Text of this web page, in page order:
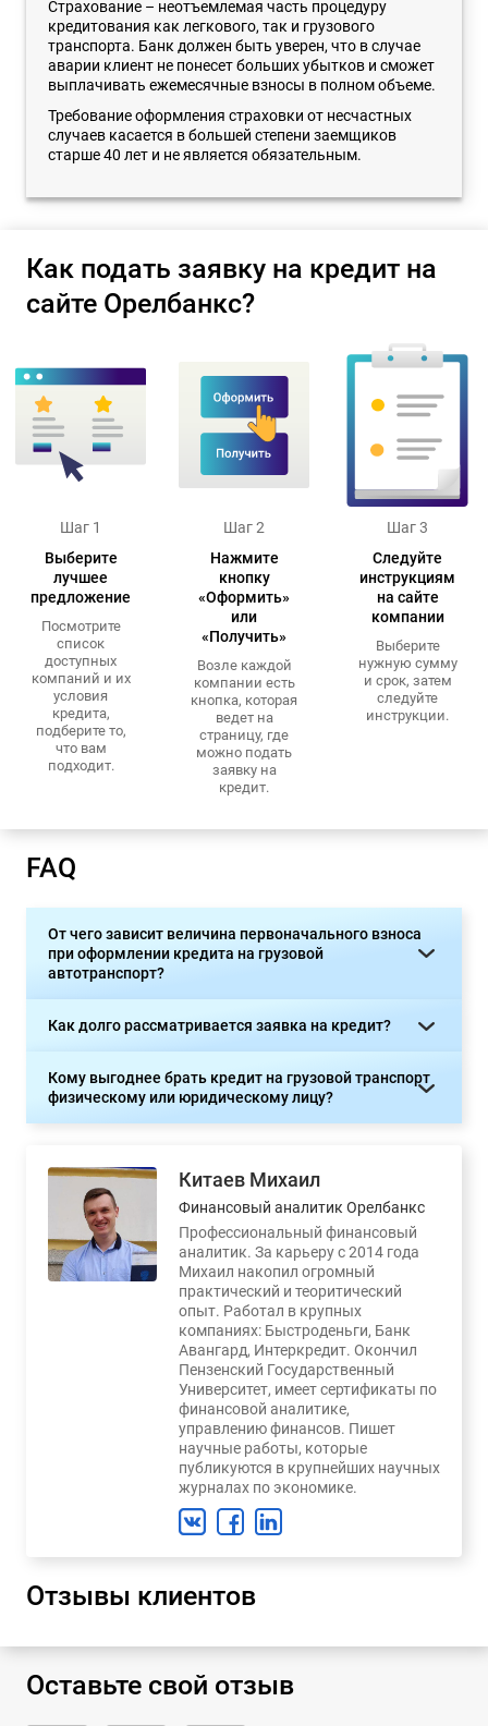
Страхование – неотъемлемая часть процедуру
кредитования как легкового, так и грузового
транспорта. Банк должен быть уверен, что в случае
аварии клиент не понесет больших убытков и сможет
выплачивать ежемесячные взносы в полном объеме.
Требование оформления страховки от несчастных
случаев касается в большей степени заемщиков
старше 40 лет и не является обязательным.
Как подать заявку на кредит на
сайте Орелбанкс?
Шаг 1
Выберите
лучшее
предложение
Посмотрите
список
доступных
компаний и их
условия
кредита,
подберите то,
что вам
подходит.
Шаг 2
Нажмите
кнопку
«Оформить»
или
«Получить»
Возле каждой
компании есть
кнопка, которая
ведет на
страницу, где
можно подать
заявку на
кредит.
Шаг 3
Следуйте
инструкциям
на сайте
компании
Выберите
нужную сумму
и срок, затем
следуйте
инструкции.
FAQ
От чего зависит величина первоначального взноса
при оформлении кредита на грузовой
автотранспорт?
Как долго рассматривается заявка на кредит?
Кому выгоднее брать кредит на грузовой транспорт
физическому или юридическому лицу?
Китаев Михаил
Финансовый аналитик Орелбанкс
Профессиональный финансовый
аналитик. За карьеру с 2014 года
Михаил накопил огромный
практический и теоритический
опыт. Работал в крупных
компаниях: Быстроденьги, Банк
Авангард, Интеркредит. Окончил
Пензенский Государственный
Университет, имеет сертификаты по
финансовой аналитике,
управлению финансов. Пишет
научные работы, которые
публикуются в крупнейших научных
журналах по экономике.
Отзывы клиентов
Оставьте свой отзыв